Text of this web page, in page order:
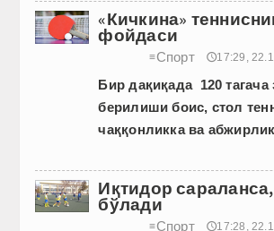
«Кичкина»
фойдаси
≡Спорт 🕔17:29,
Бир дақиқада 120 тагача
берилиши боис, стол
чаққонликка ва
Иқтидор
бўлади
≡Спорт 🕔17:28,